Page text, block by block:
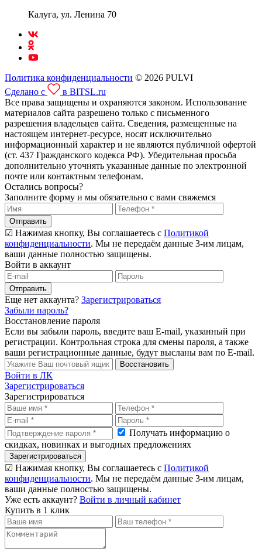
Калуга, ул. Ленина 70
Политика конфиденциальности © 2026 PULVI
Сделано с
в BITSL.ru
Все права защищены и охраняются законом. Использование
материалов сайта разрешено только с письменного
разрешения владельцев сайта. Сведения, размещенные на
настоящем интернет-ресурсе, носят исключительно
информационный характер и не являются публичной офертой
(ст. 437 Гражданского кодекса РФ). Убедительная просьба
дополнительно уточнять указанные данные по электронной
почте или контактным телефонам.
Остались вопросы?
Заполните форму и мы обязательно с вами свяжемся
Отправить
☑ Нажимая кнопку, Вы соглашаетесь с Политикой
конфиденциальности. Мы не передаём данные 3-им лицам,
ваши данные полностью защищены.
Войти в аккаунт
Отправить
Еще нет аккаунта? Зарегистрироваться
Забыли пароль?
Восстановление пароля
Если вы забыли пароль, введите ваш E-mail, указанный при
регистрации. Контрольная строка для смены пароля, а также
ваши регистрационные данные, будут высланы вам по E-mail.
Восстановить
Войти в ЛК
Зарегистрироваться
Зарегистрироваться
Получать информацию о
скидках, новинках и выгодных предложениях
Зарегистрироваться
☑ Нажимая кнопку, Вы соглашаетесь с Политикой
конфиденциальности. Мы не передаём данные 3-им лицам,
ваши данные полностью защищены.
Уже есть аккаунт? Войти в личный кабинет
Купить в 1 клик